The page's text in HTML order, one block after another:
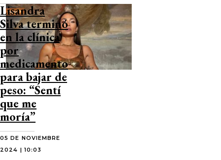
Lisandra
Silva terminó
en la clínica
por
medicamento
para bajar de
peso: “Sentí
que me
moría”
05 DE NOVIEMBRE
2024 | 10:03